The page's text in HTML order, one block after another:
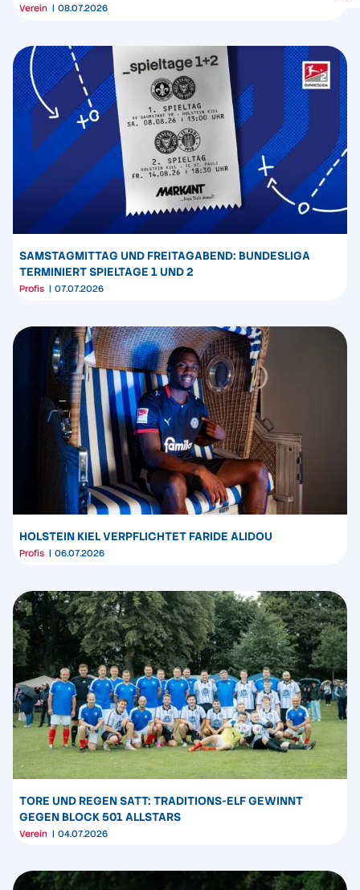
Verein 08.07.2026
SAMSTAGMITTAG UND FREITAGABEND: BUNDESLIGA
TERMINIERT SPIELTAGE 1 UND 2
Profis 07.07.2026
HOLSTEIN KIEL VERPFLICHTET FARIDE ALIDOU
Profis 06.07.2026
TORE UND REGEN SATT: TRADITIONS-ELF GEWINNT
GEGEN BLOCK 501 ALLSTARS
Verein 04.07.2026